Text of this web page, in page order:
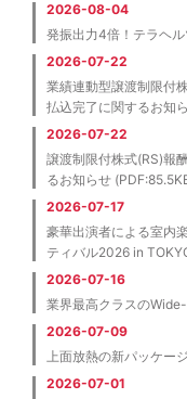
2026-08-04
発振出力4倍！テラヘ
2026-07-22
業績連動型譲渡制限付
払込完了に関するお知
2026-07-22
譲渡制限付株式(RS)報
るお知らせ
2026-07-17
豪華出演者による室内
ティバル2026 in
2026-07-16
業界最高クラスの
2026-07-09
上面放熱の新パッケー
2026-07-01